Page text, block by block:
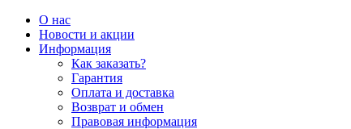
О нас
Новости и акции
Информация
Как заказать?
Гарантия
Оплата и доставка
Возврат и обмен
Правовая информация